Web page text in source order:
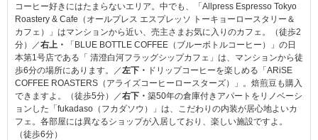
コーヒー好きにはたまらないエリア。中でも、「Allpress Espresso Tokyo
Roastery & Cafe（オールプレス エスプレッソ トーキョーロースタリー＆
カフェ）」はマンションから近い、売主さまお気に入りのカフェ。（徒歩2
分）／右上・
「BLUE BOTTLE COFFEE（ブルーボトルコーヒー）」の日
本第1号店である「 清澄白河フラッグシップカフェ」は、マンションから徒
歩6分の場所にあります。／左下・ ドリップコーヒーを楽しめる「ARiSE
COFFEE ROASTERS（アライズコーヒーロースターズ）」。焙煎豆も購入
できますよ。（徒歩5分）／右下・ 築50年の倉庫付きアパートをリノベーシ
ョンした「fukadaso（フカダソウ）」は、こだわりの内装が居心地よいカ
フェ。各部屋には異なるショップが入居しており、楽しい施設ですよ。
（徒歩6分）